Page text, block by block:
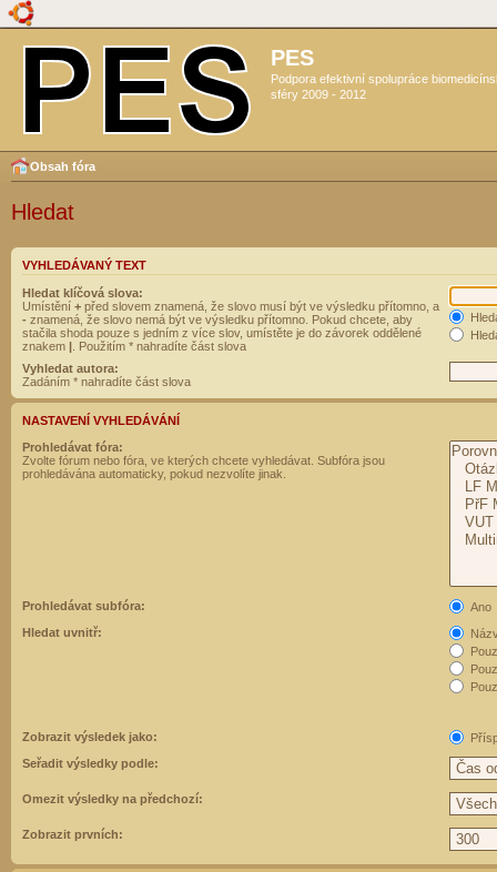
PES
Podpora efektivní spolupráce
sféry 2009 - 2012
Obsah fóra
Hledat
VYHLEDÁVANÝ TEXT
Hledat klíčová slova:
Umístění + před slovem znamená, že slovo musí být ve výsledku přítomno, a
- znamená, že slovo nemá být ve výsledku přítomno. Pokud chcete, aby
stačila shoda pouze s jedním z více slov, umístěte je do závorek oddělené
znakem | . Použitím * nahradíte část slova
Vyhledat autora:
Zadáním * nahradíte část slova
NASTAVENÍ VYHLEDÁVÁNÍ
Prohledávat fóra:
Zvolte fórum nebo fóra, ve kterých chcete vyhledávat. Subfóra jsou
prohledávána automaticky, pokud nezvolíte jinak.
Prohledávat subfóra:
Ano
Hledat uvnitř:
Zobrazit výsledek jako:
Seřadit výsledky podle:
Omezit výsledky na předchozí:
Zobrazit prvních: